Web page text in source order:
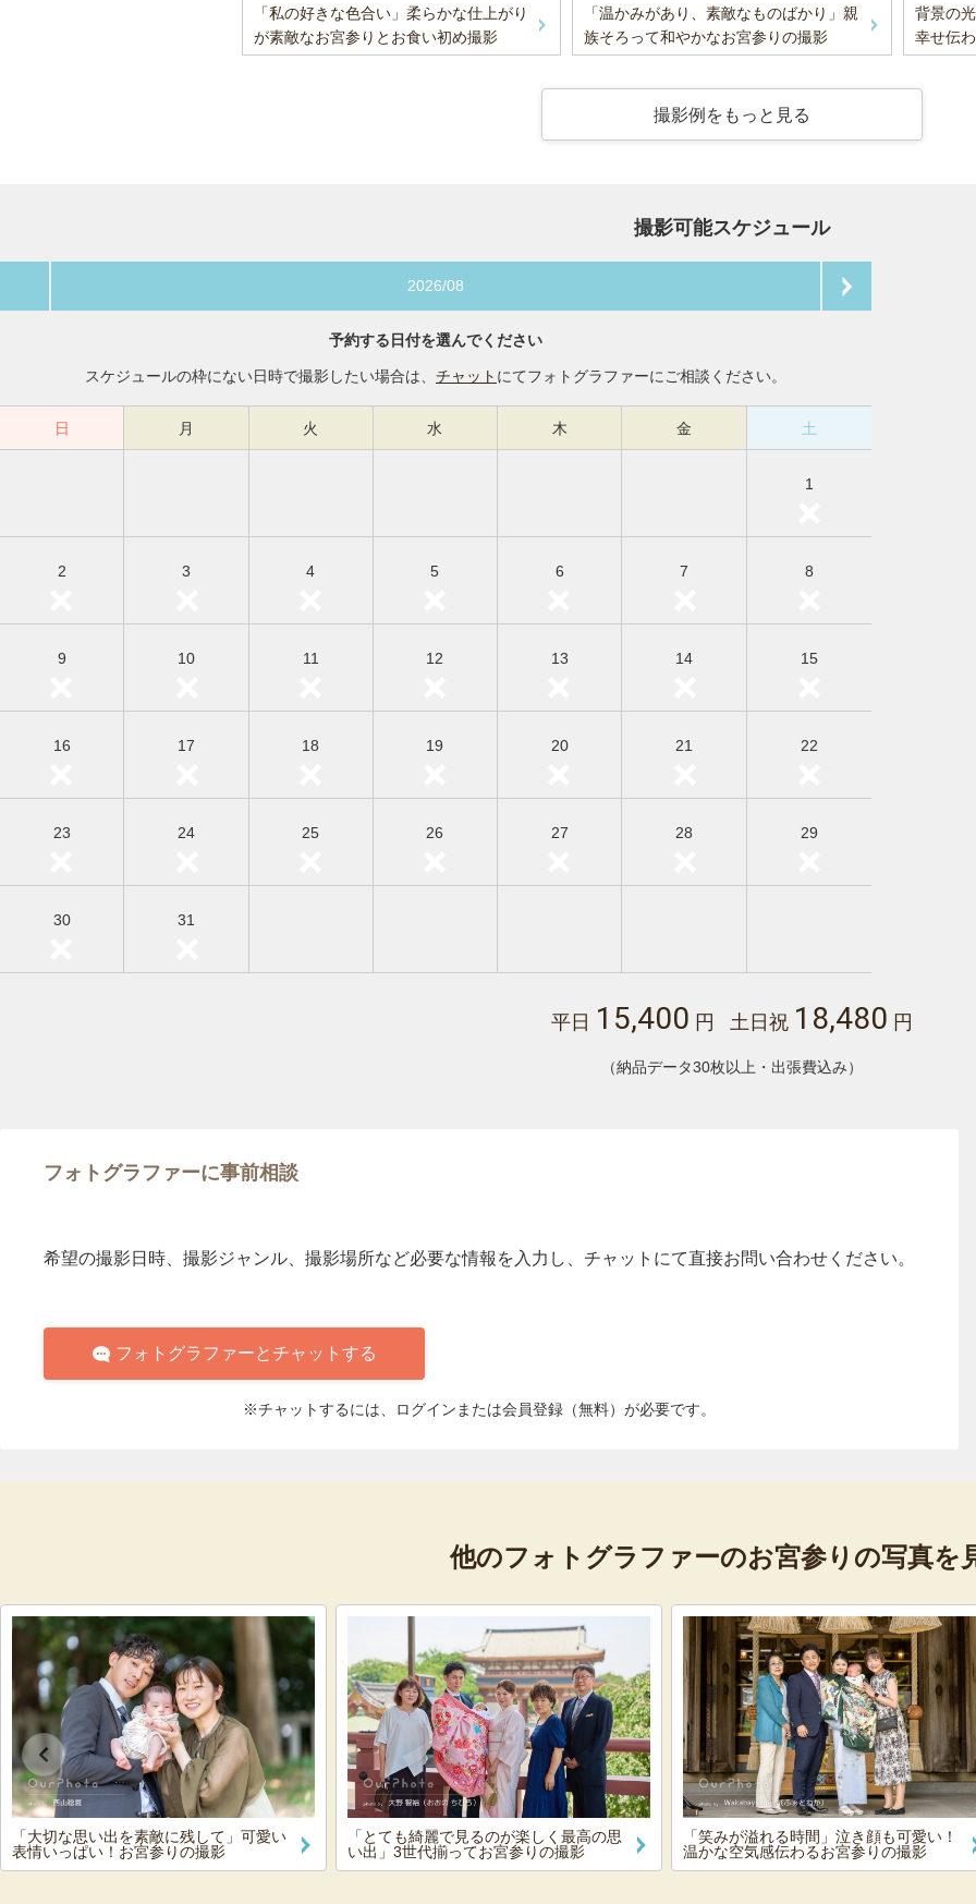
「私の好きな色合い」柔らかな仕上がり
が素敵なお宮参りとお食い初め撮影
「温かみがあり、素敵なものばかり」親
族そろって和やかなお宮参りの撮影
背景の
幸せ伝
撮影例をもっと見る
撮影可能スケジュール
2026/08
予約する日付を選んでください
スケジュールの枠にない日時で撮影したい場合は、 チャット にてフォトグラファーにご相談ください。
日 月 火 水 木 金 土
1
2 3 4 5 6 7 8
9 10 11 12 13 14 15
16 17 18 19 20 21 22
23 24 25 26 27 28 29
30 31
平日 15,400 円 土日祝 18,480 円
（納品データ30枚以上・出張費込み）
フォトグラファーに事前相談
希望の撮影日時、撮影ジャンル、撮影場所など必要な情報を入力し、チャットにて直接お問い合わせください。
フォトグラファーとチャットする
※チャットするには、ログインまたは会員登録（無料）が必要です。
他のフォトグラファーのお宮参りの写真を
「大切な思い出を素敵に残して」可愛い
表情いっぱい！お宮参りの撮影
「とても綺麗で見るのが楽しく最高の思
い出」3世代揃ってお宮参りの撮影
「笑みが溢れる時間」泣き顔も可愛い！
温かな空気感伝わるお宮参りの撮影